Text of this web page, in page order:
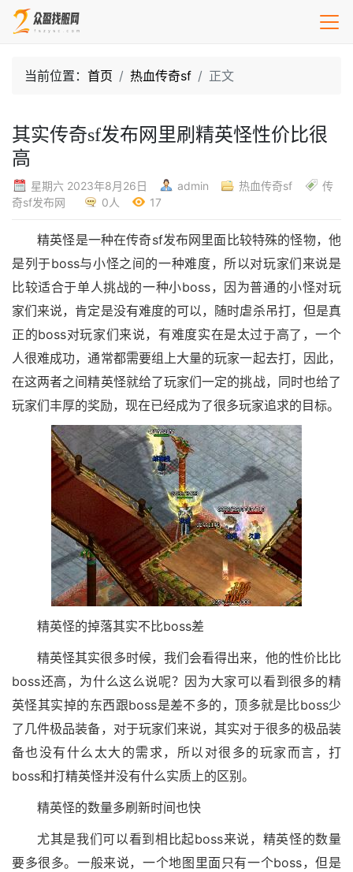
当前位置： 首页 热血传奇sf 正文
其实传奇sf发布网里刷精英怪性价比很
高
星期六 2023年8月26日 admin 热血传奇sf
传
奇sf发布网
0人 17
精英怪是一种在传奇sf发布网里面比较特殊的怪物，他
是列于boss与小怪之间的一种难度，所以对玩家们来说是
比较适合于单人挑战的一种小boss，因为普通的小怪对玩
家们来说，肯定是没有难度的可以，随时虐杀吊打，但是真
正的boss对玩家们来说，有难度实在是太过于高了，一个
人很难成功，通常都需要组上大量的玩家一起去打，因此，
在这两者之间精英怪就给了玩家们一定的挑战，同时也给了
玩家们丰厚的奖励，现在已经成为了很多玩家追求的目标。
精英怪的掉落其实不比boss差
精英怪其实很多时候，我们会看得出来，他的性价比比
boss还高，为什么这么说呢？因为大家可以看到很多的精
英怪其实掉的东西跟boss是差不多的，顶多就是比boss少
了几件极品装备，对于玩家们来说，其实对于很多的极品装
备也没有什么太大的需求，所以对很多的玩家而言，打
boss和打精英怪并没有什么实质上的区别。
精英怪的数量多刷新时间也快
尤其是我们可以看到相比起boss来说，精英怪的数量
要多很多。一般来说，一个地图里面只有一个boss，但是